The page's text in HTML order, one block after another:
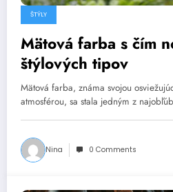
ŠTÝLY
Mätová farba s čím
štýlových tipov
Mätová farba, známa svojou
atmosférou, sa stala jedným z
Nina 0 Comments